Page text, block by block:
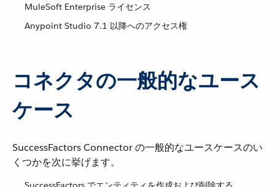
MuleSoft Enterprise ライセンス
Anypoint Studio 7.1 以降へのアクセス権
コネクタの一般的なユース
ケース
SuccessFactors Connector の一般的なユースケースのい
くつかを次に挙げます。